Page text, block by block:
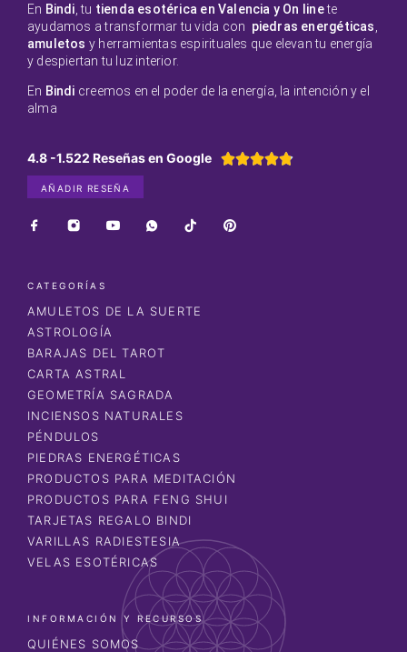
En Bindi , tu tienda esotérica en Valencia y On linete
ayudamos a transformar tu vida con piedras energéticas
amuletos y herramientas espirituales que elevan tu energía
y despiertan tu luz interior.
En Bindi creemos en el poder de la energía, la intención y el
alma
4.8 -1.522 Reseñas en Google 
AÑADIR RESEÑA
CATEGORÍAS
AMULETOS DE LA SUERTE
ASTROLOGÍA
BARAJAS DEL TAROT
CARTA ASTRAL
GEOMETRÍA SAGRADA
INCIENSOS NATURALES
PÉNDULOS
PIEDRAS ENERGÉTICAS
PRODUCTOS PARA MEDITACIÓN
PRODUCTOS PARA FENG SHUI
TARJETAS REGALO BINDI
VARILLAS RADIESTESIA
VELAS ESOTÉRICAS
INFORMACIÓN Y RECURSOS
QUIÉNES SOMOS